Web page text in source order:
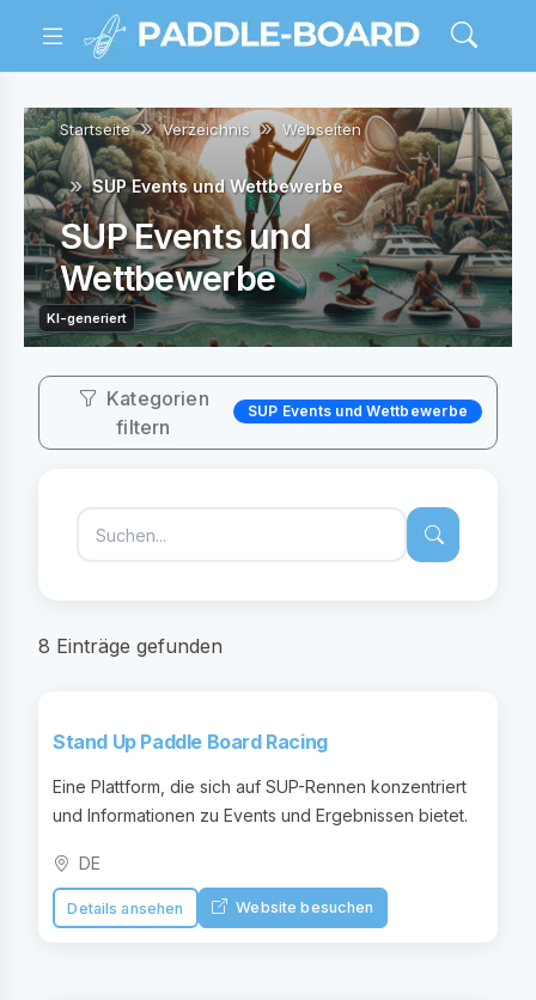
KI-generiert
Startseite Verzeichnis Webseiten
SUP Events und Wettbewerbe
SUP Events und
Wettbewerbe
Kategorien
filtern
SUP Events und Wettbewerbe
8 Einträge gefunden
Stand Up Paddle Board Racing
Eine Plattform, die sich auf SUP-Rennen konzentriert
und Informationen zu Events und Ergebnissen bietet.
DE
Details ansehen Website besuchen